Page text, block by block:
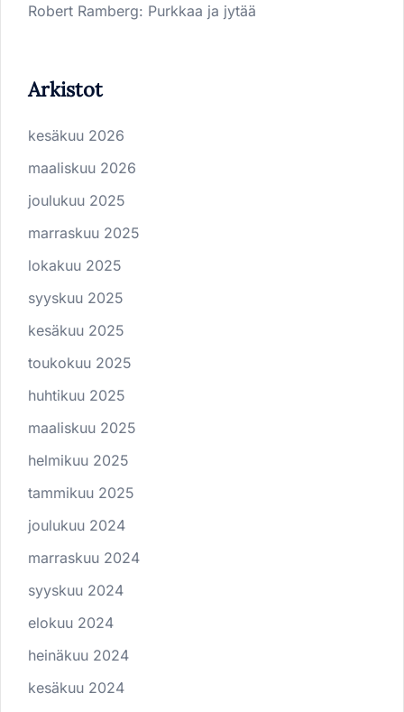
Robert Ramberg: Purkkaa ja jytää
Arkistot
kesäkuu 2026
maaliskuu 2026
joulukuu 2025
marraskuu 2025
lokakuu 2025
syyskuu 2025
kesäkuu 2025
toukokuu 2025
huhtikuu 2025
maaliskuu 2025
helmikuu 2025
tammikuu 2025
joulukuu 2024
marraskuu 2024
syyskuu 2024
elokuu 2024
heinäkuu 2024
kesäkuu 2024